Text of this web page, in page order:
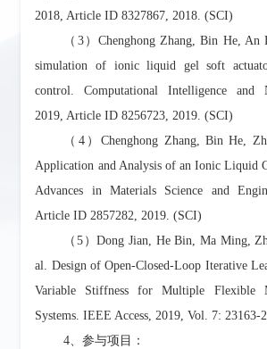
2018, Article ID 8327867, 2018. (SCI)
（ 3）Chenghong Zhang, Bin He,
simulation of ionic liquid gel soft
control. Computational Intelligence and
2019, Article ID 8256723, 2019. (SCI)
（ 4）Chenghong Zhang, Bin He,
Application and Analysis of an Ionic Liquid
Advances in Materials Science and
Article ID 2857282, 2019. (SCI)
（5）Dong Jian, He Bin, Ma Ming,
al. Design of Open-Closed-Loop Iterative
Variable Stiffness for Multiple Flexible
Systems. IEEE Access, 2019, Vol. 7: 23163-
4、参与项目：